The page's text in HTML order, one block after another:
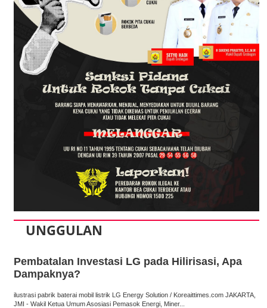
UNGGULAN
Pembatalan Investasi LG pada Hilirisasi, Apa
Dampaknya?
ilustrasi pabrik baterai mobil listrik LG Energy Solution / Koreaittimes.com JAKARTA,
JMI - Wakil Ketua Umum Asosiasi Pemasok Energi, Miner...